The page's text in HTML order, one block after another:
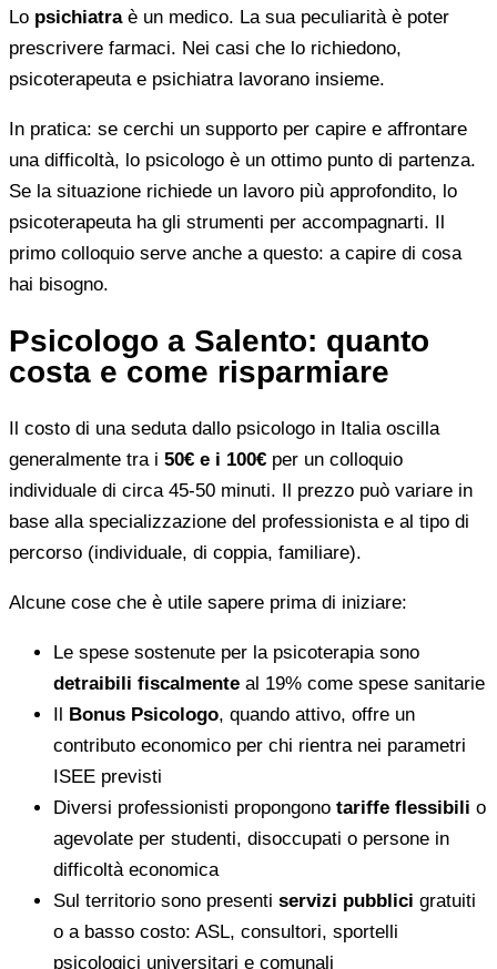
Lo psichiatraè un medico. La sua peculiarità è poter
prescrivere farmaci. Nei casi che lo richiedono,
psicoterapeuta e psichiatra lavorano insieme.
In pratica: se cerchi un supporto per capire e affrontare
una difficoltà, lo psicologo è un ottimo punto di partenza.
Se la situazione richiede un lavoro più approfondito, lo
psicoterapeuta ha gli strumenti per accompagnarti. Il
primo colloquio serve anche a questo: a capire di cosa
hai bisogno.
Psicologo a Salento: quanto
costa e come risparmiare
Il costo di una seduta dallo psicologo in Italia oscilla
generalmente tra i 50€ e i 100€ per un colloquio
individuale di circa 45-50 minuti. Il prezzo può variare in
base alla specializzazione del professionista e al tipo di
percorso (individuale, di coppia, familiare).
Alcune cose che è utile sapere prima di iniziare:
Le spese sostenute per la psicoterapia sono
detraibili fiscalmente al 19% come spese sanitarie
Il Bonus Psicologo, quando attivo, offre un
contributo economico per chi rientra nei parametri
ISEE previsti
Diversi professionisti propongono tariffe flessibili o
agevolate per studenti, disoccupati o persone in
difficoltà economica
Sul territorio sono presenti servizi pubblici gratuiti
o a basso costo: ASL, consultori, sportelli
psicologici universitari e comunali